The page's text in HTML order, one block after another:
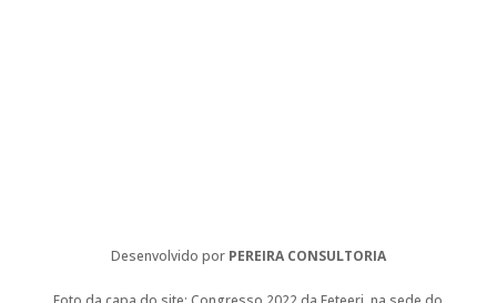
Desenvolvido por PEREIRA CONSULTORIA